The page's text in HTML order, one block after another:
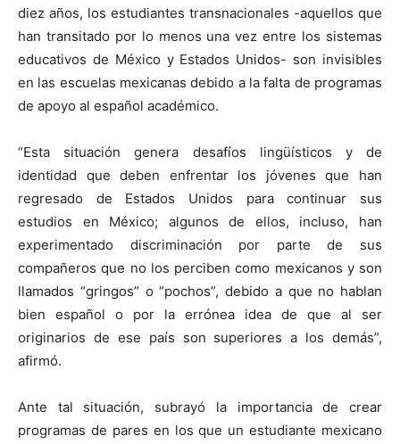
diez años, los estudiantes transnacionales -aquellos que
han transitado por lo menos una vez entre los sistemas
educativos de México y Estados Unidos- son invisibles
en las escuelas mexicanas debido a la falta de programas
de apoyo al español académico.
“Esta situación genera desafíos lingüísticos y de
identidad que deben enfrentar los jóvenes que han
regresado de Estados Unidos para continuar sus
estudios en México; algunos de ellos, incluso, han
experimentado discriminación por parte de sus
compañeros que no los perciben como mexicanos y son
llamados “gringos” o “pochos”, debido a que no hablan
bien español o por la errónea idea de que al ser
originarios de ese país son superiores a los demás”,
afirmó.
Ante tal situación, subrayó la importancia de crear
programas de pares en los que un estudiante mexicano